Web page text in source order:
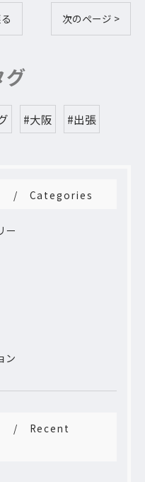
次のページ >
グ
#大阪 #出張
Categories
ー
ン
Recent